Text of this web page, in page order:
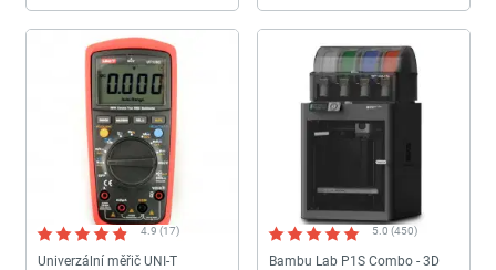
Univerzální měřič UNI-T
4.9 (17)
Bambu Lab P1S Combo - 3D
5.0 (450)